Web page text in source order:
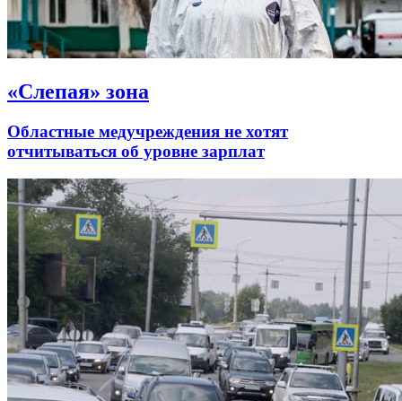
«Слепая» зона
Областные медучреждения не хотят
отчитываться об уровне зарплат